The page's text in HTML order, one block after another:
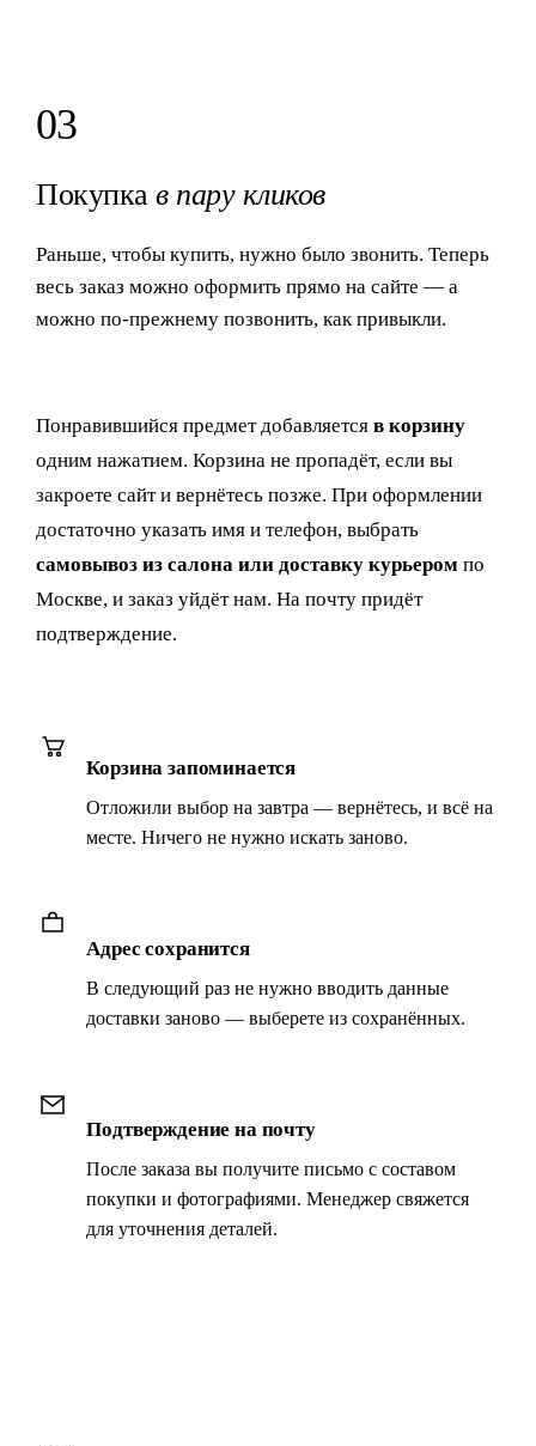
03
Покупкав пару кликов
Раньше, чтобы купить, нужно было звонить. Теперь
весь заказ можно оформить прямо на сайте — а
можно по-прежнему позвонить, как привыкли.
Понравившийся предмет добавляетсяв корзину
одним нажатием. Корзина не пропадёт, если вы
закроете сайт и вернётесь позже. При оформлении
достаточно указать имя и телефон, выбрать
самовывоз из салона или доставку курьером по
Москве, и заказ уйдёт нам. На почту придёт
подтверждение.
Корзина запоминается
Отложили выбор на завтра — вернётесь, и всё на
месте. Ничего не нужно искать заново.
Адрес сохранится
В следующий раз не нужно вводить данные
доставки заново — выберете из сохранённых.
Подтверждение на почту
После заказа вы получите письмо с составом
покупки и фотографиями. Менеджер свяжется
для уточнения деталей.